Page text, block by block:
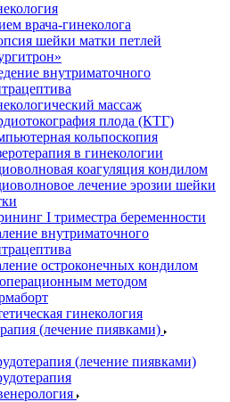
врача-гинеколога
шейки матки петлей
внутриматочного
массаж
плода (КТГ)
кольпоскопия
в гинекологии
коагуляция кондилом
лечение эрозии шейки
I триместра беременности
внутриматочного
остроконечных кондилом
методом
гинекология
(лечение пиявками)
(лечение пиявками)